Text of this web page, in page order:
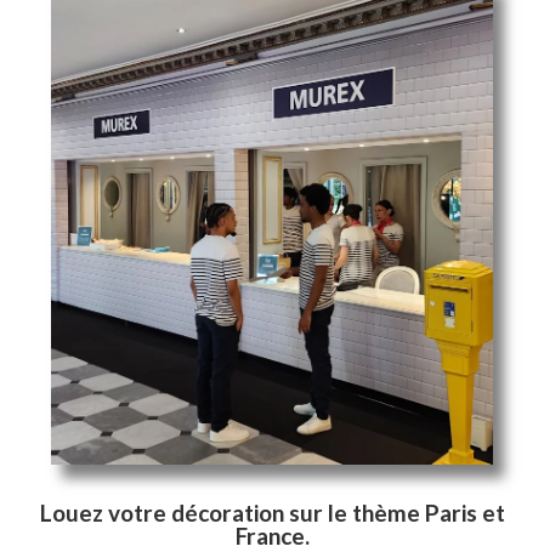
Louez votre décoration sur le thème Paris et
France.